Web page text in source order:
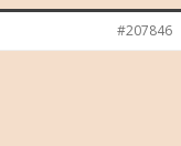
#207846